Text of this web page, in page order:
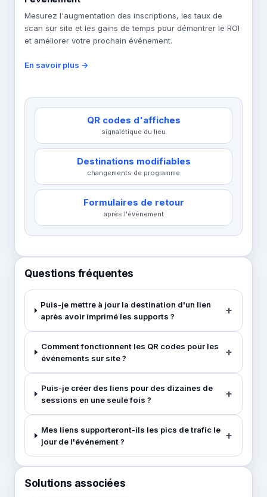
Mesurez l'augmentation des inscriptions, les taux de
scan sur site et les gains de temps pour démontrer le ROI
et améliorer votre prochain événement.
En savoir plus →
QR codes d'affiches
signalétique du lieu
Destinations modifiables
changements de programme
Formulaires de retour
après l'événement
Questions fréquentes
Puis-je mettre à jour la destination d'un lien
après avoir imprimé les supports ?
Comment fonctionnent les QR codes pour les
événements sur site ?
Puis-je créer des liens pour des dizaines de
sessions en une seule fois ?
Mes liens supporteront-ils les pics de trafic le
jour de l'événement ?
Solutions associées